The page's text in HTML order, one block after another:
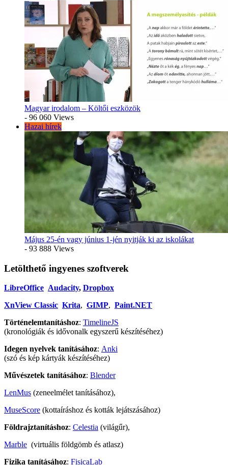
Magyar irodalom – Költői eszközök
- 96 060 Views
Hazai hírek
Május 25-én vagy június 1-jén nyitják ki az iskolákat
- 93 888 Views
Letölthető ingyenes szoftverek
LibreOffice Audacity, Dropbox
XnView Classic Krita, GIMP, Paint.NET
Történelemtanításhoz: TimelineJS
(kronológiák és idővonalk egyszerű készítéséhez)
Idegen nyelvek tanításához: Anki
(szó és kép kártyák készítéséhez)
Művészetek tanításához: Blender
LenMus (zeneelmélet tanításához),
MuseScore (kottaíráshoz és kották lejátszásához)
Földrajztanításhoz: Celestia (világűr),
Marble (virtuális földgömb és atlasz)
Fizika tanításához: FisicaLab